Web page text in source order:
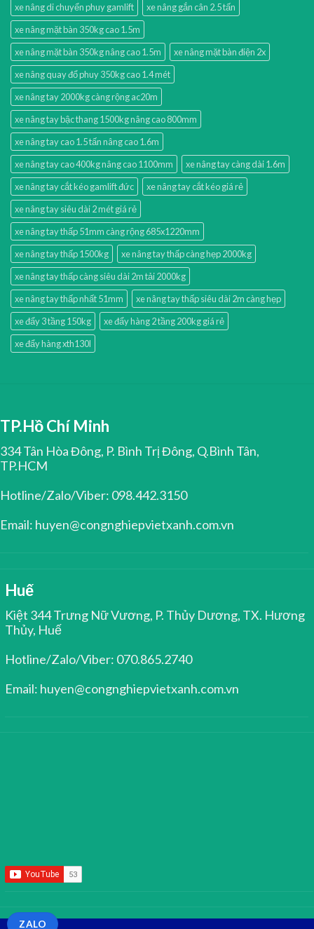
xe nâng di chuyển phuy gamlift
xe nâng gắn cân 2.5 tấn
xe nâng mặt bàn 350kg cao 1.5m
xe nâng mặt bàn 350kg nâng cao 1.5m
xe nâng mặt bàn điện 2x
xe nâng quay đổ phuy 350kg cao 1.4 mét
xe nâng tay 2000kg càng rộng ac20m
xe nâng tay bậc thang 1500kg nâng cao 800mm
xe nâng tay cao 1.5 tấn nâng cao 1.6m
xe nâng tay cao 400kg nâng cao 1100mm
xe nâng tay càng dài 1.6m
xe nâng tay cắt kéo gamlift đức
xe nâng tay cắt kéo giá rẻ
xe nâng tay siêu dài 2 mét giá rẻ
xe nâng tay thấp 51mm càng rộng 685x1220mm
xe nâng tay thấp 1500kg
xe nâng tay thấp càng hẹp 2000kg
xe nâng tay thấp càng siêu dài 2m tải 2000kg
xe nâng tay thấp nhất 51mm
xe nâng tay thấp siêu dài 2m càng hẹp
xe đẩy 3 tầng 150kg
xe đẩy hàng 2 tầng 200kg giá rẻ
xe đẩy hàng xth130l
TP.Hồ Chí Minh
334 Tân Hòa Đông, P. Bình Trị Đông, Q.Bình Tân,
TP.HCM
Hotline/Zalo/Viber: 098.442.3150
Email: huyen@congnghiepvietxanh.com.vn
Huế
Kiệt 344 Trưng Nữ Vương, P. Thủy Dương, TX. Hương
Thủy, Huế
Hotline/Zalo/Viber: 070.865.2740
Email: huyen@congnghiepvietxanh.com.vn
ZALO